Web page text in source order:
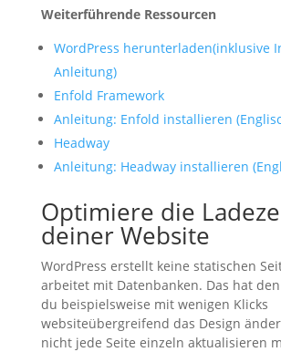
Weiterführende Ressourcen
WordPress herunterladen(inklusive
Anleitung)
Enfold Framework
Anleitung: Enfold installieren
Headway
Anleitung: Headway installieren
Optimiere die
deiner Website
WordPress erstellt keine statischen
arbeitet mit Datenbanken. Das hat
du beispielsweise mit wenigen Klicks
websiteübergreifend das Design
nicht jede Seite einzeln aktualisieren